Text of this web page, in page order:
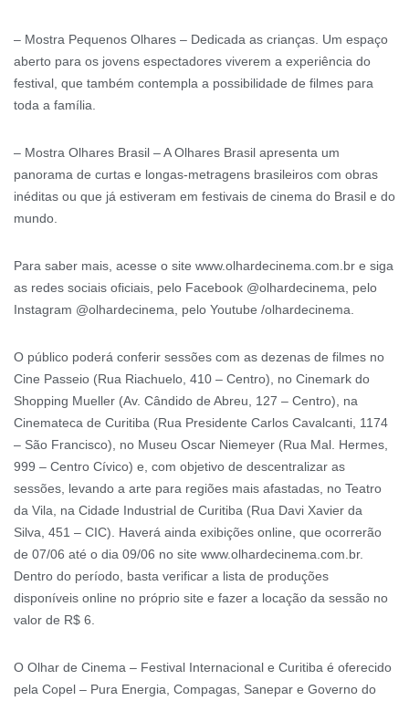
– Mostra Pequenos Olhares – Dedicada as crianças. Um espaço
aberto para os jovens espectadores viverem a experiência do
festival, que também contempla a possibilidade de filmes para
toda a família.
– Mostra Olhares Brasil – A Olhares Brasil apresenta um
panorama de curtas e longas-metragens brasileiros com obras
inéditas ou que já estiveram em festivais de cinema do Brasil e do
mundo.
Para saber mais, acesse o site www.olhardecinema.com.br e siga
as redes sociais oficiais, pelo Facebook @olhardecinema, pelo
Instagram @olhardecinema, pelo Youtube /olhardecinema.
O público poderá conferir sessões com as dezenas de filmes no
Cine Passeio (Rua Riachuelo, 410 – Centro), no Cinemark do
Shopping Mueller (Av. Cândido de Abreu, 127 – Centro), na
Cinemateca de Curitiba (Rua Presidente Carlos Cavalcanti, 1174
– São Francisco), no Museu Oscar Niemeyer (Rua Mal. Hermes,
999 – Centro Cívico) e, com objetivo de descentralizar as
sessões, levando a arte para regiões mais afastadas, no Teatro
da Vila, na Cidade Industrial de Curitiba (Rua Davi Xavier da
Silva, 451 – CIC). Haverá ainda exibições online, que ocorrerão
de 07/06 até o dia 09/06 no site www.olhardecinema.com.br.
Dentro do período, basta verificar a lista de produções
disponíveis online no próprio site e fazer a locação da sessão no
valor de R$ 6.
O Olhar de Cinema – Festival Internacional e Curitiba é oferecido
pela Copel – Pura Energia, Compagas, Sanepar e Governo do